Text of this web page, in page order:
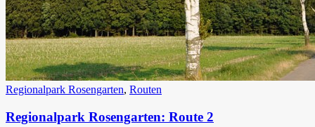
Regionalpark Rosengarten, Routen
Regionalpark Rosengarten: Route 2